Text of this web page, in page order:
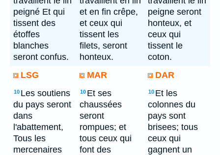
peigné Et qui
tissent des
étoffes
blanches
seront confus.
et en fin crêpe,
et ceux qui
tissent les
filets, seront
honteux.
peigne seront
honteux, et
ceux qui
tissent le
coton.
LSG
MAR DAR
10 Les soutiens
du pays seront
dans
l'abattement,
Tous les
mercenaires
10 Et ses
chaussées
seront
rompues; et
tous ceux qui
font des
10 Et les
colonnes du
pays sont
brisees; tous
ceux qui
gagnent un